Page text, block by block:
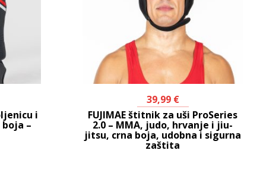
i
boja –
39,99 €
FUJIMAE štitnik za uši ProSeries
2.0 – MMA, judo, hrvanje i jiu-
jitsu, crna boja, udobna i sigurna
zaštita